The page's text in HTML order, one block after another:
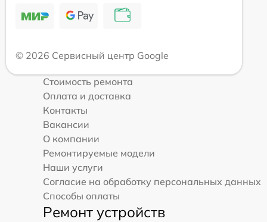
© 2026 Сервисный центр Google
Стоимость ремонта
Оплата и доставка
Контакты
Вакансии
О компании
Ремонтируемые модели
Наши услуги
Согласие на обработку персональных данных
Способы оплаты
Ремонт устройств